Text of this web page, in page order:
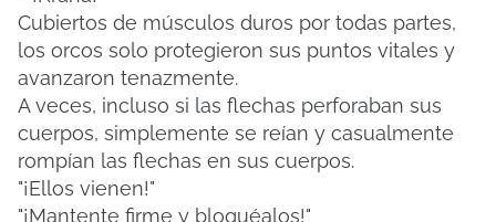
Cubiertos de músculos duros por todas partes,
los orcos solo protegieron sus puntos vitales y
avanzaron tenazmente.
A veces, incluso si las flechas perforaban sus
cuerpos, simplemente se reían y casualmente
rompían las flechas en sus cuerpos.
"¡Ellos vienen!"
"¡Mantente firme y bloquéalos!"